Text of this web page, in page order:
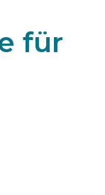
für